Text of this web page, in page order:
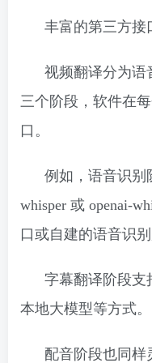
丰富的第三方接
视频翻译分为语
三个阶段，软件在
口。
例如，语音识别
whisper 或 openai-
口或自建的语音识别
字幕翻译阶段支
本地大模型等方式。
配音阶段也同样